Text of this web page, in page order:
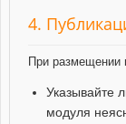
4.
При размещении
Указывайте
модуля